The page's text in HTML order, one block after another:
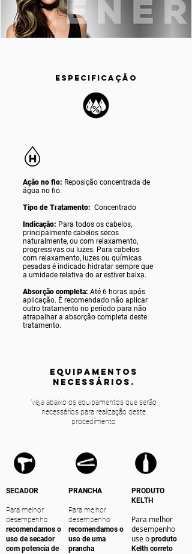
ESPECIFICAÇÃO
Ação no fio: Reposição concentrada de
água no fio.
Tipo de Tratamento: Concentrado
Indicação: Para todos os cabelos,
principalmente cabelos secos
naturalmente, ou com relaxamento,
progressivas ou luzes. Para cabelos
com relaxamento, luzes ou químicas
pesadas é indicado hidratar sempre que
a umidade relativa do ar estiver baixa.
Absorção completa: Até 6 horas após
aplicação. É recomendado não aplicar
outro tratamento no período para não
atrapalhar a absorção completa deste
tratamento.
equipamentos
NECESSÁRIOS.
Veja abaixo os equipamentos que serão
necessários para realização deste
procedimento
SECADOR
Para melhor
desempenho
recomendamos o
uso de secador
com potencia de
PRANCHA
Para melhor
desempenho
recomendamos o
uso de uma
prancha
PRODUTO
KELTH
Para melhor
desempenho
use o produto
Kelth correto